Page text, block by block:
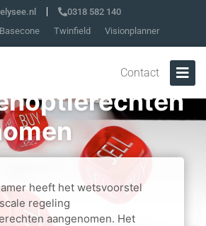
0318 582 140
Basecone Twinfield Visionplanner
Contact
fiscale
heeft het wetsvoorstel
regeling
aangenomen. Het